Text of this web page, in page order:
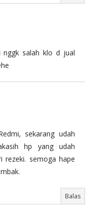
salah klo d jual
sekarang udah
hp yang udah
rezeki. semoga hape
Balas